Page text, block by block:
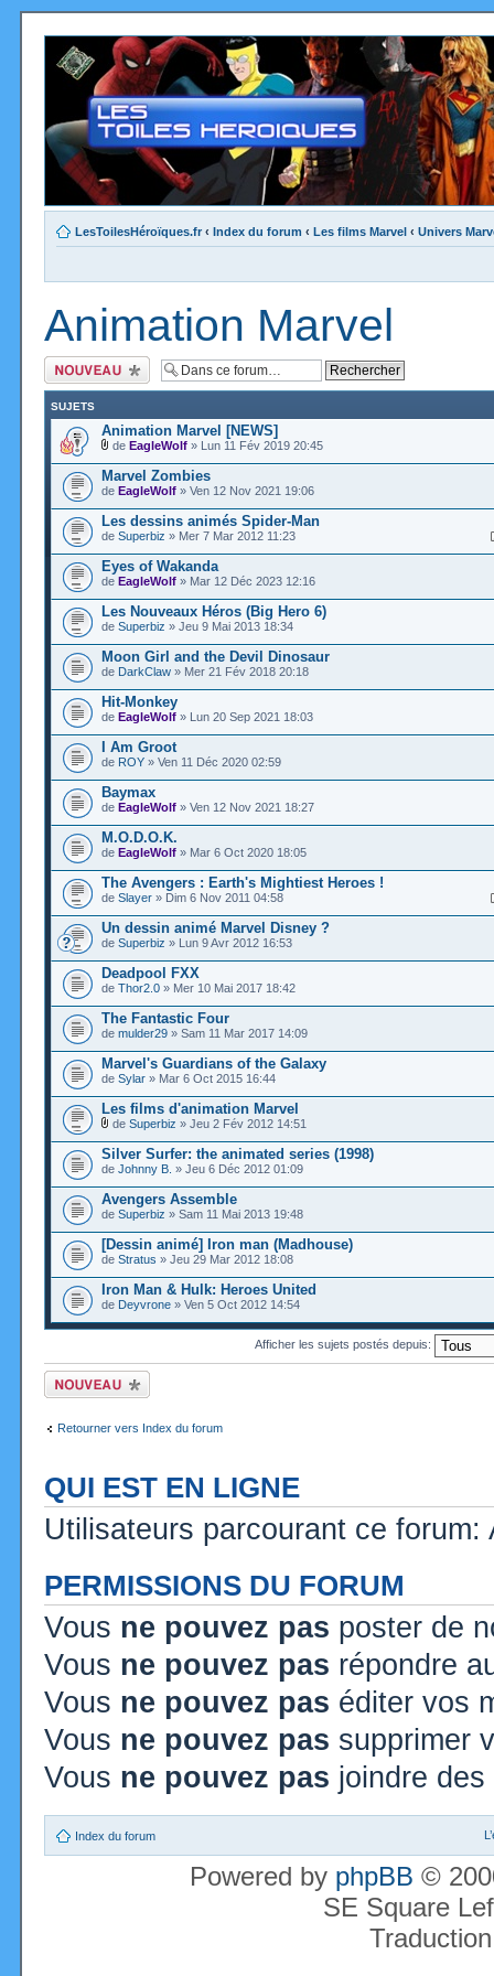
LesToilesHéroïques.fr ‹ Index du forum ‹ Les films Marvel ‹ Univers
Animation Marvel
Ecrire un nouveau
sujet
SUJETS
Animation Marvel [NEWS]
de EagleWolf » Lun 11 Fév 2019 20:45
Marvel Zombies
de EagleWolf » Ven 12 Nov 2021 19:06
Les dessins animés Spider-Man
de Superbiz » Mer 7 Mar 2012 11:23
Eyes of Wakanda
de EagleWolf » Mar 12 Déc 2023 12:16
Les Nouveaux Héros (Big Hero 6)
de Superbiz » Jeu 9 Mai 2013 18:34
Moon Girl and the Devil Dinosaur
de DarkClaw » Mer 21 Fév 2018 20:18
Hit-Monkey
de EagleWolf » Lun 20 Sep 2021 18:03
I Am Groot
de ROY » Ven 11 Déc 2020 02:59
Baymax
de EagleWolf » Ven 12 Nov 2021 18:27
M.O.D.O.K.
de EagleWolf » Mar 6 Oct 2020 18:05
The Avengers : Earth's Mightiest Heroes !
de Slayer » Dim 6 Nov 2011 04:58
Un dessin animé Marvel Disney ?
de Superbiz » Lun 9 Avr 2012 16:53
Deadpool FXX
de Thor2.0 » Mer 10 Mai 2017 18:42
The Fantastic Four
de mulder29 » Sam 11 Mar 2017 14:09
Marvel's Guardians of the Galaxy
de Sylar » Mar 6 Oct 2015 16:44
Les films d'animation Marvel
de Superbiz » Jeu 2 Fév 2012 14:51
Silver Surfer: the animated series (1998)
de Johnny B. » Jeu 6 Déc 2012 01:09
Avengers Assemble
de Superbiz » Sam 11 Mai 2013 19:48
[Dessin animé] Iron man (Madhouse)
de Stratus » Jeu 29 Mar 2012 18:08
Iron Man & Hulk: Heroes United
de Deyvrone » Ven 5 Oct 2012 14:54
Afficher les sujets postés depuis:
Ecrire un nouveau
sujet
Retourner vers Index du forum
QUI EST EN LIGNE
Utilisateurs parcourant ce
PERMISSIONS DU FORUM
Vous ne pouvez pas poster de
Vous ne pouvez pas répondre
Vous ne pouvez pas éditer vos
Vous ne pouvez pas supprimer
Vous ne pouvez pas joindre
Index du forum
Powered by phpBB ©
SE Square